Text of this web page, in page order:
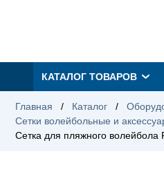
КАТАЛОГ ТОВАРОВ
Главная / Каталог /
Сетки волейбольные и
Сетка для пляжного